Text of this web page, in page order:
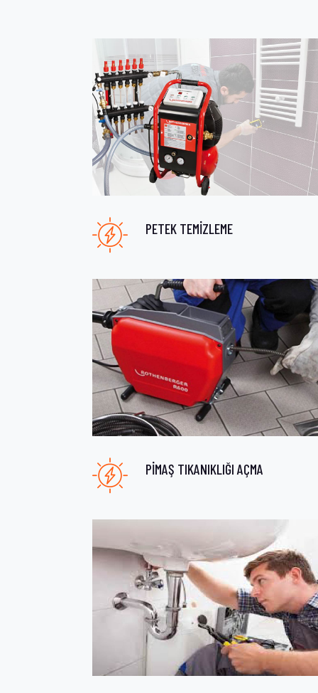
PETEK TEMİZLEME
PİMAŞ TIKANIKLIĞI AÇMA